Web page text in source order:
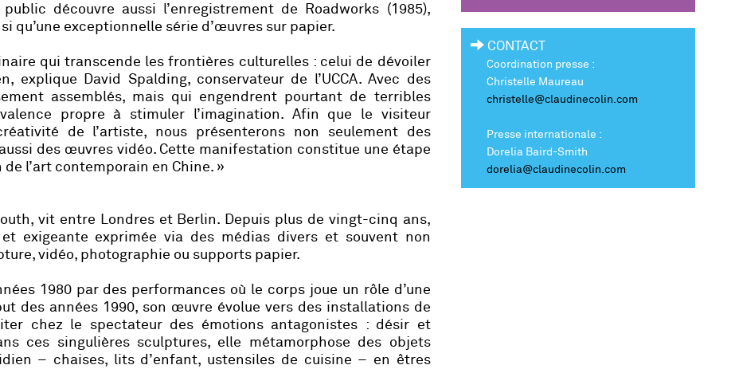
découvre aussi l’enregistrement de
Roadworks (1985),
qu’une exceptionnelle série d’œuvres sur papier.
qui transcende les frontières culturelles : celui de dévoiler
explique David Spalding, conservateur de l’UCCA. Avec des
assemblés, mais qui engendrent pourtant de terribles
propre à stimuler l’imagination. Afin que le visiteur
de l’artiste, nous présenterons non seulement des
des œuvres vidéo. Cette manifestation constitue une étape
l’art contemporain en Chine. »
vit entre Londres et Berlin. Depuis plus de vingt-cinq ans,
exigeante exprimée via des médias divers et souvent non
vidéo, photographie ou supports papier.
1980 par des performances où le corps joue un rôle d’une
des années 1990, son œuvre évolue vers des installations de
chez le spectateur des émotions antagonistes : désir et
ces singulières sculptures, elle métamorphose des objets
– chaises, lits d’enfant, ustensiles de cuisine – en êtres
CONTACT
Coordination presse :
Christelle Maureau
christelle@claudinecolin.com
Presse internationale :
Dorelia Baird-Smith
dorelia@claudinecolin.com